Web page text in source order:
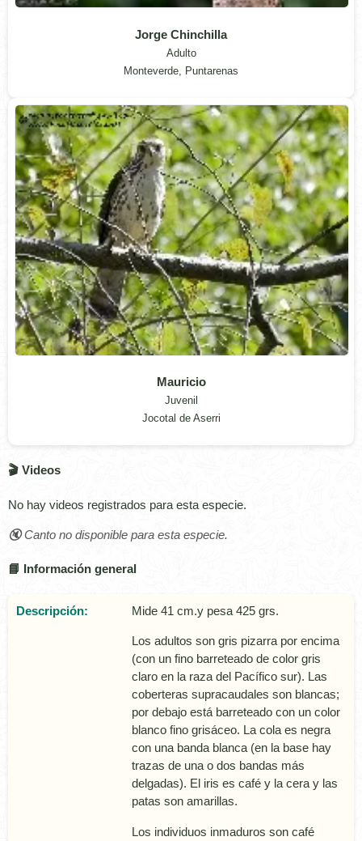
Jorge Chinchilla
Adulto
Monteverde, Puntarenas
Mauricio
Juvenil
Jocotal de Aserri
🎬 Videos
No hay videos registrados para esta especie.
🔇 Canto no disponible para esta especie.
📘 Información general
Descripción: Mide 41 cm.y pesa 425 grs.
Los adultos son gris pizarra por encima
(con un fino barreteado de color gris
claro en la raza del Pací­fico sur). Las
coberteras supracaudales son blancas;
por debajo está barreteado con un color
blanco fino grisáceo. La cola es negra
con una banda blanca (en la base hay
trazas de una o dos bandas más
delgadas). El iris es café y la cera y las
patas son amarillas.
Los individuos inmaduros son café